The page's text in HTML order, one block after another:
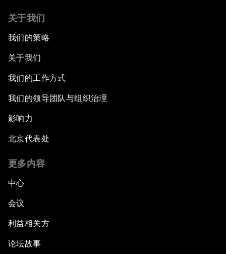
关于我们
我们的策略
关于我们
我们的工作方式
我们的领导团队与组织治理
影响力
北京代表处
更多内容
中心
会议
利益相关方
论坛故事